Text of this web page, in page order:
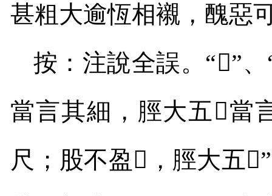
甚粗大逾恆相襯，醜惡
按：注說全誤。“𢪝”、
當言其細，脛大五𢵣當
尺；股不盈 𢪝 ，脛大五𢵣